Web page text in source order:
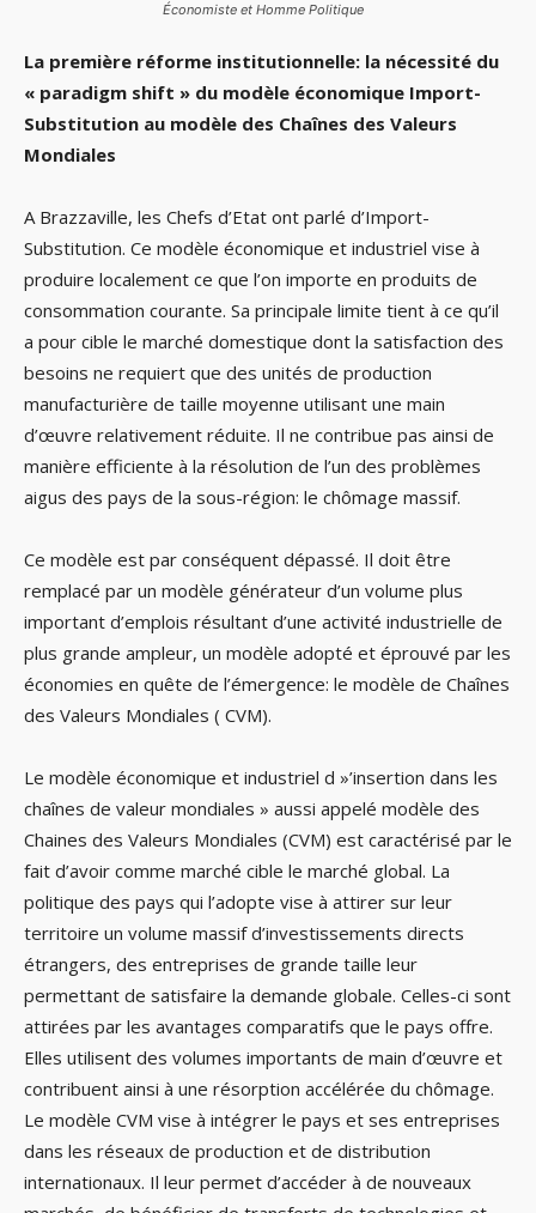
Économiste et Homme Politique
La première réforme institutionnelle: la nécessité du
« paradigm shift » du modèle économique Import-
Substitution au modèle des Chaînes des Valeurs
Mondiales
A Brazzaville, les Chefs d’Etat ont parlé d’Import-
Substitution. Ce modèle économique et industriel vise à
produire localement ce que l’on importe en produits de
consommation courante. Sa principale limite tient à ce qu’il
a pour cible le marché domestique dont la satisfaction des
besoins ne requiert que des unités de production
manufacturière de taille moyenne utilisant une main
d’œuvre relativement réduite. Il ne contribue pas ainsi de
manière efficiente à la résolution de l’un des problèmes
aigus des pays de la sous-région: le chômage massif.
Ce modèle est par conséquent dépassé. Il doit être
remplacé par un modèle générateur d’un volume plus
important d’emplois résultant d’une activité industrielle de
plus grande ampleur, un modèle adopté et éprouvé par les
économies en quête de l’émergence: le modèle de Chaînes
des Valeurs Mondiales ( CVM).
Le modèle économique et industriel d »’insertion dans les
chaînes de valeur mondiales » aussi appelé modèle des
Chaines des Valeurs Mondiales (CVM) est caractérisé par le
fait d’avoir comme marché cible le marché global. La
politique des pays qui l’adopte vise à attirer sur leur
territoire un volume massif d’investissements directs
étrangers, des entreprises de grande taille leur
permettant de satisfaire la demande globale. Celles-ci sont
attirées par les avantages comparatifs que le pays offre.
Elles utilisent des volumes importants de main d’œuvre et
contribuent ainsi à une résorption accélérée du chômage.
Le modèle CVM vise à intégrer le pays et ses entreprises
dans les réseaux de production et de distribution
internationaux. Il leur permet d’accéder à de nouveaux